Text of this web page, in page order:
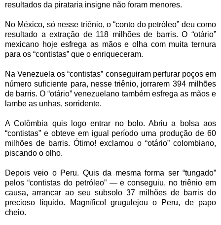
resultados da pirataria insigne não foram menores.
No México, só nesse triênio, o “conto do petróleo” deu como
resultado a extração de 118 milhões de barris. O “otário”
mexicano hoje esfrega as mãos e olha com muita ternura
para os “contistas” que o enriqueceram.
Na Venezuela os “contistas” conseguiram perfurar poços em
número suficiente para, nesse triênio, jorrarem 394 milhões
de barris. O “otário” venezuelano também esfrega as mãos e
lambe as unhas, sorridente.
A Colômbia quis logo entrar no bolo. Abriu a bolsa aos
“contistas” e obteve em igual período uma produção de 60
milhões de barris. Ótimo! exclamou o “otário” colombiano,
piscando o olho.
Depois veio o Peru. Quis da mesma forma ser “tungado”
pelos “contistas do petróleo” — e conseguiu, no triênio em
causa, arrancar ao seu subsolo 37 milhões de barris do
precioso líquido. Magnífico! grugulejou o Peru, de papo
cheio.